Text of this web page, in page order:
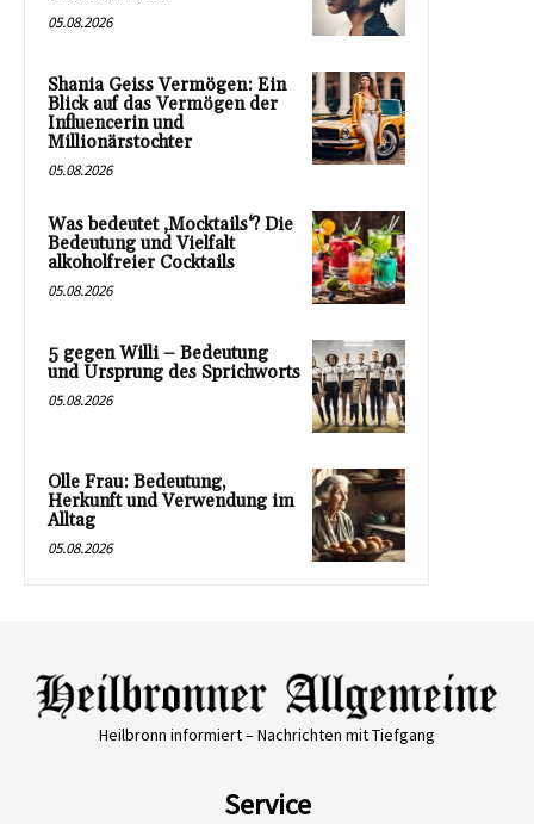
05.08.2026
Shania Geiss Vermögen: Ein
Blick auf das Vermögen der
Influencerin und
Millionärstochter
05.08.2026
Was bedeutet ‚Mocktails‘? Die
Bedeutung und Vielfalt
alkoholfreier Cocktails
05.08.2026
5 gegen Willi – Bedeutung
und Ursprung des Sprichworts
05.08.2026
Olle Frau: Bedeutung,
Herkunft und Verwendung im
Alltag
05.08.2026
Heilbronn informiert – Nachrichten mit Tiefgang
Service